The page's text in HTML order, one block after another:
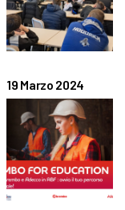
19 Marzo 2024